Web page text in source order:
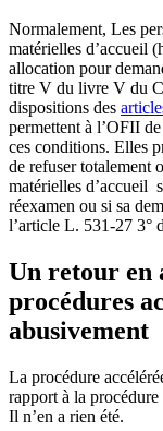
Normalement, Les
matérielles d’accueil
allocation pour
titre V du livre V du
dispositions des
permettent à l’OFII
ces conditions. Elles
de refuser totalement
matérielles d’accueil
réexamen ou si sa
l’article L. 531-27 3°
Un retour en
procédures
abusivement
La procédure
rapport à la
Il n’en a rien été.